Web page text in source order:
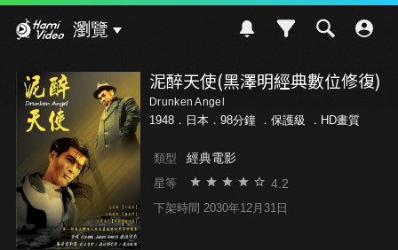
瀏覽
泥醉天使(黑澤明經典數位修復)
Drunken Angel
1948．日本．98分鐘 ． 保護級 ．HD畫質
類型 經典電影
星等 4.2
下架時間 2030年12月31日